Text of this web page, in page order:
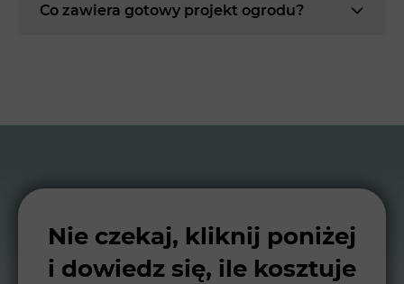
Co zawiera gotowy projekt ogrodu?
Nie czekaj, kliknij poniżej
i dowiedz się, ile kosztuje